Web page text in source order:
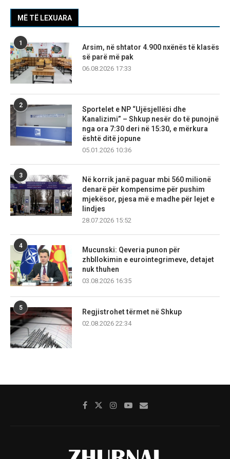
MË TË LEXUARA
1
Arsim, në shtator 4.900 nxënës të klasës
së parë më pak
06.08.2026 17:33
2
Sportelet e NP “Ujësjellësi dhe
Kanalizimi” – Shkup nesër do të punojnë
nga ora 7:30 deri në 15:30, e mërkura
është ditë jopune
05.01.2026 10:36
3
Në korrik janë paguar mbi 560 milionë
denarë për kompensime për pushim
mjekësor, pjesa më e madhe për lejet e
lindjes
28.07.2026 15:52
4
Mucunski: Qeveria punon për
zhbllokimin e eurointegrimeve, detajet
nuk thuhen
03.08.2026 16:35
5
Regjistrohet tërmet në Shkup
02.08.2026 22:34